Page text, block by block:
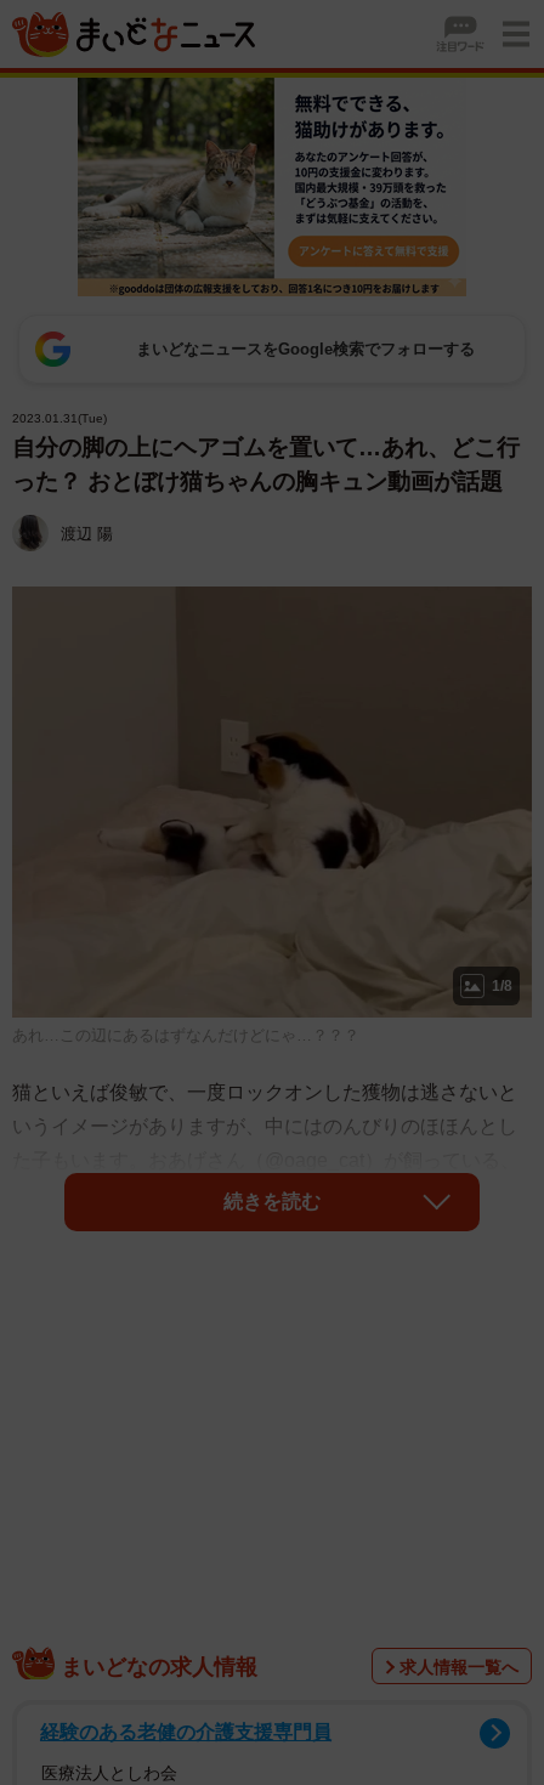
まいどなニュースをGoogle検索でフォローする
2023.01.31(Tue)
自分の脚の上にヘアゴムを置いて…あれ、どこ行
った？ おとぼけ猫ちゃんの胸キュン動画が話題
渡辺 陽
1/8
あれ…この辺にあるはずなんだけどにゃ…？？？
猫といえば俊敏で、一度ロックオンした獲物は逃さないと
いうイメージがありますが、中にはのんびりのほほんとし
ブリティッシュショートヘアのおあげちゃん（1歳2カ月・
女の子）ものんびりさん。ちょっと抜けてる（？）様子が
続きを読む
まいどなの求人情報 求人情報一覧へ
経験のある老健の介護支援専門員
医療法人としわ会